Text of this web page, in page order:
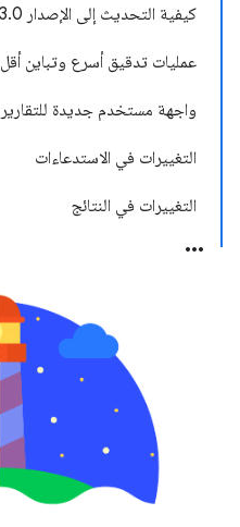
كيفية التحديث إلى الإصدار 3.0
عمليات تدقيق أسرع وتباين أقل
واجهة مستخدم جديدة للتقارير
التغييرات في الاستدعاءات
التغييرات في النتائج